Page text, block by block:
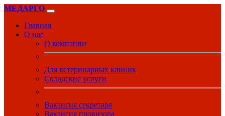
МЕДАРГО
Главная
О нас
О компании
Для ветеринарных клиник
Складские услуги
Вакансия секретаря
Вакансия провизора